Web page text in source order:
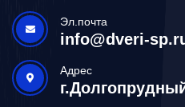
Эл.почта
info@dveri-
Адрес